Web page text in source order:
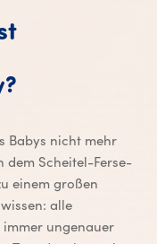
Babys nicht mehr
dem Scheitel-Ferse-
einem großen
alle
ungenauer